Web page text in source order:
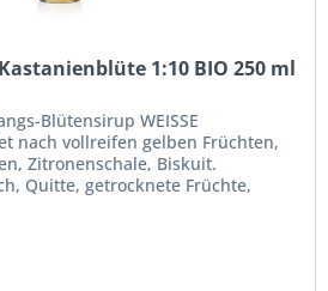
1:10 BIO 250 ml
Blütensirup WEISSE
nach vollreifen gelben Früchten,
Zitronenschale, Biskuit.
Quitte, getrocknete Früchte,